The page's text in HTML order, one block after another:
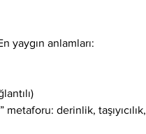
yaygın anlamları:
derinlik, taşıyıcılık,